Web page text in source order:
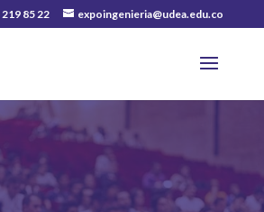
85 22 expoingenieria@udea.edu.co